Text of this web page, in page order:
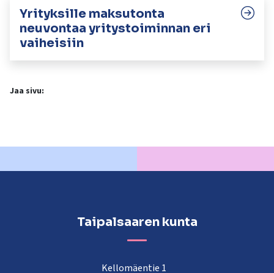
Yrityksille maksutonta
neuvontaa yritystoiminnan eri
vaiheisiin
Jaa sivu:
Taipalsaaren kunta
Kellomäentie 1